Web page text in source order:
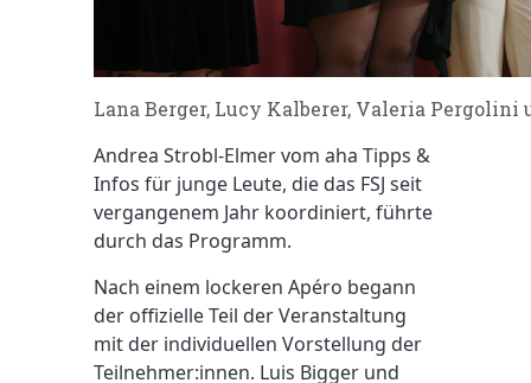
Lana Berger, Lucy Kalberer, Valeria Pergolini
Andrea Strobl-Elmer vom aha Tipps &
Infos für junge Leute, die das FSJ seit
vergangenem Jahr koordiniert, führte
durch das Programm.
Nach einem lockeren Apéro begann
der offizielle Teil der Veranstaltung
mit der individuellen Vorstellung der
Teilnehmer:innen. Luis Bigger und